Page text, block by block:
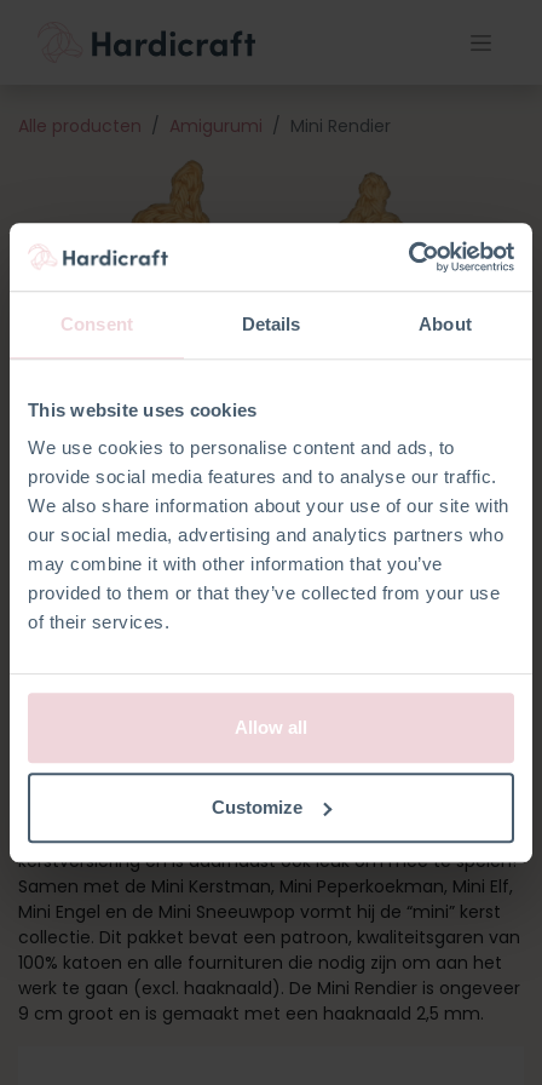
Consent Details About
This website uses cookies
We use cookies to personalise content and ads, to
provide social media features and to analyse our traffic.
We also share information about your use of our site with
our social media, advertising and analytics partners who
may combine it with other information that you’ve
provided to them or that they’ve collected from your use
of their services.
Allow all
Customize
Alle producten Amigurumi Mini Rendier
MINI RENDIER
Het Mini Rendier is een geweldige aanvulling op je
kerstversiering en is daarnaast ook leuk om mee te spelen!
Samen met de Mini Kerstman, Mini Peperkoekman, Mini Elf,
Mini Engel en de Mini Sneeuwpop vormt hij de “mini” kerst
collectie. Dit pakket bevat een patroon, kwaliteitsgaren van
100% katoen en alle fournituren die nodig zijn om aan het
werk te gaan (excl. haaknaald). De Mini Rendier is ongeveer
9 cm groot en is gemaakt met een haaknaald 2,5 mm.